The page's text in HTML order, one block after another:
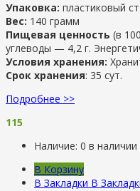
Упаковка: пластиковый
Вес: 140 грамм
Пищевая ценность (в
углеводы — 4,2 г.
Условия хранения:
Срок хранения: 35 сут.
Подробнее >>
115
Наличие: 0 в наличии
В Корзину
В Закладки В